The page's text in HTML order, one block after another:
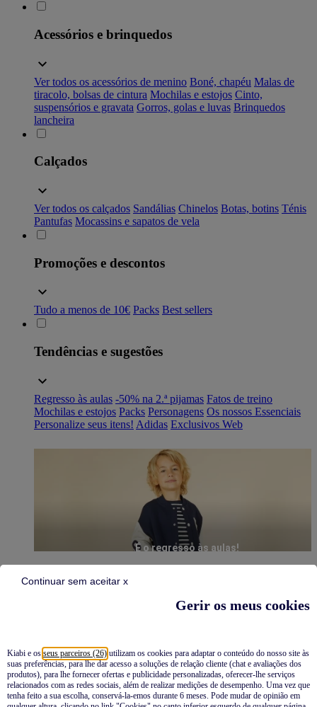
Gerir os meus cookies
Kiabi e os seus parceiros (26) utilizam os cookies para adaptar o conteúdo do nosso site às
suas preferências, para lhe dar acesso a soluções de relação cliente (chat e avaliações dos
produtos), para lhe fornecer ofertas e publicidade personalizadas, oferecer-lhe serviços
relacionados com as redes sociais, além de realizar medições de desempenho. Uma vez que
tenha feito a sua escolha, conservá-la-emos durante 6 meses. Pode mudar de opinião em
Continuar sem aceitar x
Acessórios e brinquedos
Ver todos os acessórios de menino Boné, chapéu Malas de
tiracolo, bolsas de cintura Mochilas e estojos Cinto,
suspensórios e gravata Gorros, golas e luvas Brinquedos
lancheira
Calçados
Ver todos os calçados Sandálias Chinelos Botas, botins Ténis
Pantufas Mocassins e sapatos de vela
Promoções e descontos
Tudo a menos de 10€ Packs Best sellers
Tendências e sugestões
Regresso às aulas -50% na 2.ª pijamas Fatos de treino
Mochilas e estojos Packs Personagens Os nossos Essenciais
Personalize seus itens! Adidas Exclusivos Web
É o regresso às aulas!
Pijamas
Novidades